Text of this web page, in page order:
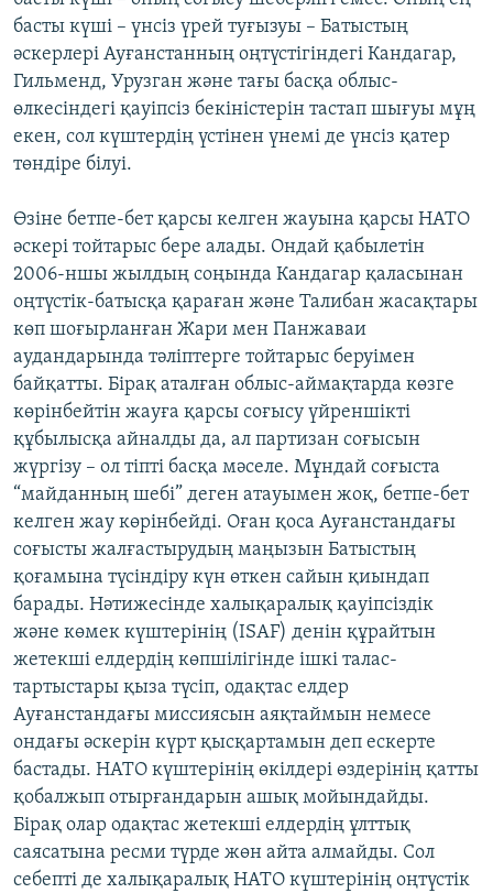
басты күші – үнсіз үрей туғызуы – Батыстың
әскерлері Ауғанстанның оңтүстігіндегі Кандагар,
Гильменд, Урузган және тағы басқа облыс-
өлкесіндегі қауіпсіз бекіністерін тастап шығуы мұң
екен, сол күштердің үстінен үнемі де үнсіз қатер
төндіре білуі.
Өзіне бетпе-бет қарсы келген жауына қарсы НАТО
әскері тойтарыс бере алады. Ондай қабылетін
2006-ншы жылдың соңында Кандагар қаласынан
оңтүстік-батысқа қараған және Талибан жасақтары
көп шоғырланған Жари мен Панжаваи
аудандарында тәліптерге тойтарыс беруімен
байқатты. Бірақ аталған облыс-аймақтарда көзге
көрінбейтін жауға қарсы соғысу үйреншікті
құбылысқа айналды да, ал партизан соғысын
жүргізу – ол тіпті басқа мәселе. Мұндай соғыста
“майданның шебі” деген атауымен жоқ, бетпе-бет
келген жау көрінбейді. Оған қоса Ауғанстандағы
соғысты жалғастырудың маңызын Батыстың
қоғамына түсіндіру күн өткен сайын қиындап
барады. Нәтижесінде халықаралық қауіпсіздік
және көмек күштерінің (ISAF) денін құрайтын
жетекші елдердің көпшілігінде ішкі талас-
тартыстары қыза түсіп, одақтас елдер
Ауғанстандағы миссиясын аяқтаймын немесе
ондағы әскерін күрт қысқартамын деп ескерте
бастады. НАТО күштерінің өкілдері өздерінің қатты
қобалжып отырғандарын ашық мойындайды.
Бірақ олар одақтас жетекші елдердің ұлттық
саясатына ресми түрде жөн айта алмайды. Сол
себепті де халықаралық НАТО күштерінің оңтүстік